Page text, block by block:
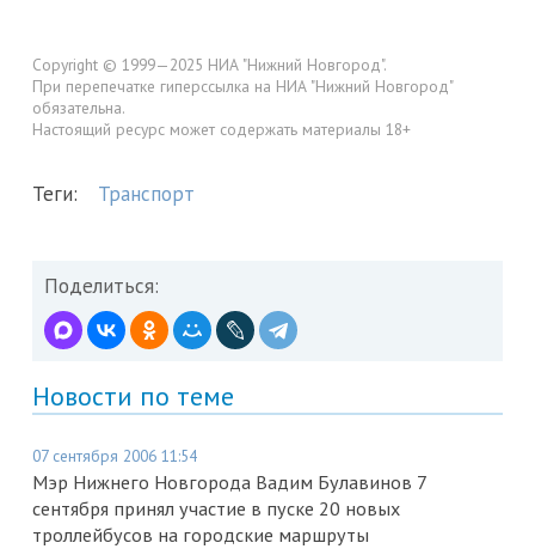
Copyright © 1999—2025 НИА "Нижний Новгород".
При перепечатке гиперссылка на НИА "Нижний Новгород"
обязательна.
Настоящий ресурс может содержать материалы 18+
Теги: Транспорт
Поделиться:
Новости по теме
07 сентября 2006 11:54
Мэр Нижнего Новгорода Вадим Булавинов 7
сентября принял участие в пуске 20 новых
троллейбусов на городские маршруты